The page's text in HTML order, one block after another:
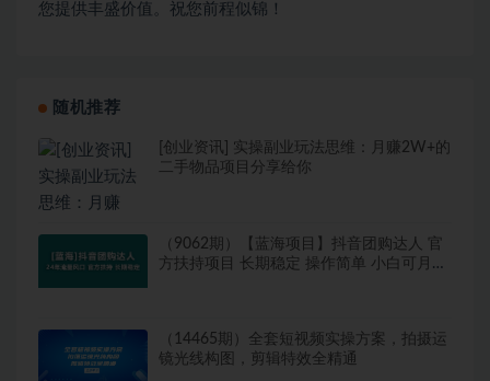
您提供丰盛价值。祝您前程似锦！
随机推荐
[创业资讯] 实操副业玩法思维：月赚2W+的
二手物品项目分享给你
（9062期）【蓝海项目】抖音团购达人 官
方扶持项目 长期稳定 操作简单 小白可月入
（14465期）全套短视频实操方案，拍摄运
镜光线构图，剪辑特效全精通